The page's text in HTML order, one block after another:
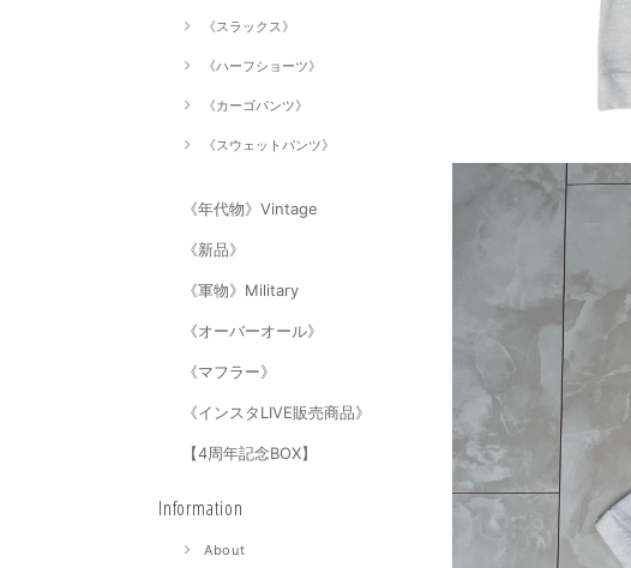
《スラックス》
《ハーフショーツ》
《カーゴパンツ》
《スウェットパンツ》
《年代物》Vintage
《新品》
《軍物》Military
《オーバーオール》
《マフラー》
《インスタLIVE販売商品》
【4周年記念BOX】
Information
About